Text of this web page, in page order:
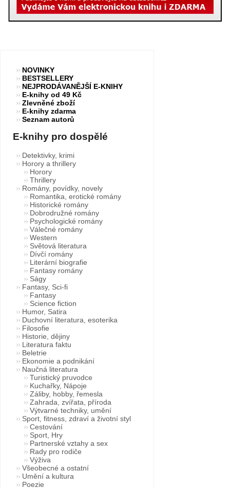
NOVINKY
BESTSELLERY
NEJPRODÁVANĚJŠÍ E-KNIHY
E-knihy od 49 Kč
Zlevněné zboží
E-knihy zdarma
Seznam autorů
E-knihy pro dospělé
Detektivky, krimi
Horory a thrillery
Horory
Thrillery
Romány, povídky, novely
Romantika, erotické romány
Historické romány
Dobrodružné romány
Psychologické romány
Válečné romány
Western
Světová literatura
Dívčí romány
Literární biografie
Fantasy romány
Ságy
Fantasy, Sci-fi
Fantasy
Science fiction
Humor, Satira
Duchovní literatura, esoterika
Filosofie
Historie, dějiny
Literatura faktu
Beletrie
Ekonomie a podnikání
Naučná literatura
Turistický pruvodce
Kuchařky, Nápoje
Záliby, hobby, řemesla
Zahrada, zvířata, příroda
Výtvarné techniky, umění
Sport, fitness, zdraví a životní styl
Cestování
Sport, Hry
Partnerské vztahy a sex
Rady pro rodiče
Výživa
Všeobecné a ostatní
Umění a kultura
Poezie